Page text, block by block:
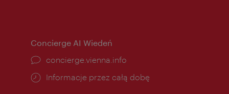
Concierge AI Wiedeń
concierge.vienna.info
Informacje przez całą dobę